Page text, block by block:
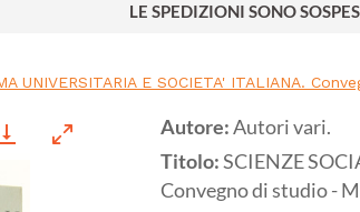
LE SPEDIZIONI SONO
UNIVERSITARIA E SOCIETA' ITALIANA.
Autore:Autori vari.
Titolo:SCIENZE
Convegno di studio -